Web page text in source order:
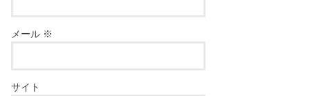
メール ※
サイト